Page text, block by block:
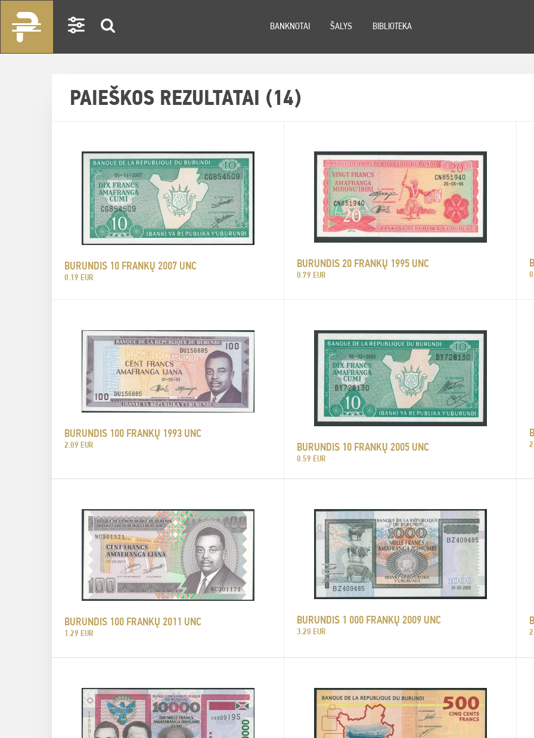
BANKNOTAI ŠALYS BIBLIOTEKA
PAIEŠKOS REZULTATAI (14)
BURUNDIS 10 FRANKŲ 2007 UNC
0.19 EUR
BURUNDIS 20 FRANKŲ 1995 UNC
0.79 EUR
BURUNDIS 100 FRANKŲ 1993 UNC
2.09 EUR BURUNDIS 10 FRANKŲ 2005 UNC
0.59 EUR
BURUNDIS 100 FRANKŲ 2011 UNC
1.29 EUR
BURUNDIS 1 000 FRANKŲ 2009 UNC
3.20 EUR